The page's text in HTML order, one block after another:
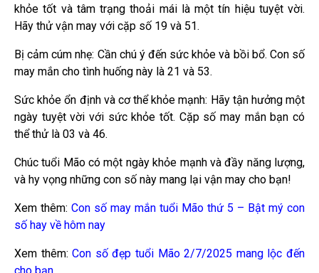
khỏe tốt và tâm trạng thoải mái là một tín hiệu tuyệt vời.
Hãy thử vận may với cặp số 19 và 51.
Bị cảm cúm nhẹ: Cần chú ý đến sức khỏe và bồi bổ. Con số
may mắn cho tình huống này là 21 và 53.
Sức khỏe ổn định và cơ thể khỏe mạnh: Hãy tận hưởng một
ngày tuyệt vời với sức khỏe tốt. Cặp số may mắn bạn có
thể thử là 03 và 46.
Chúc tuổi Mão có một ngày khỏe mạnh và đầy năng lượng,
và hy vọng những con số này mang lại vận may cho bạn!
Xem thêm: Con số may mắn tuổi Mão thứ 5 – Bật mý con
số hay về hôm nay
Xem thêm:Con số đẹp tuổi Mão 2/7/2025 mang lộc đến